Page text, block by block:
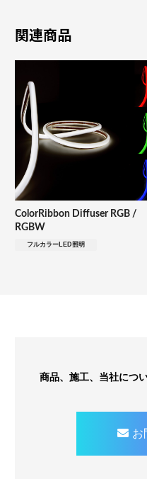
関連商品
ColorRibbon Diffuser RGB /
RGBW
フルカラーLED照明
商品、施工、当社につ
お